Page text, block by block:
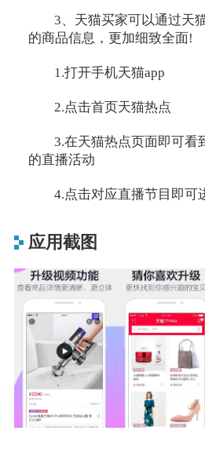
3、天猫买家可以通过天
的商品信息，更加细致全面!
1.打开手机天猫app
2.点击首页天猫热点
3.在天猫热点页面即可看
的直播活动
4.点击对应直播节目即可
应用截图